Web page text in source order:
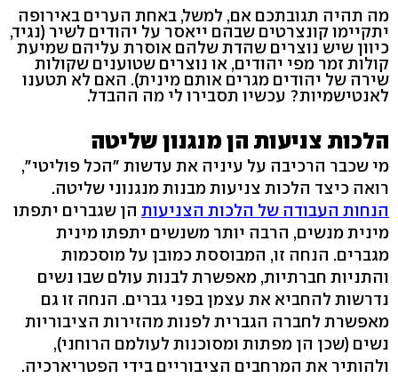
מה תהיה תגובתכם אם, למשל, באחת הערים באירופה
יתקיימו קונצרטים שבהם ייאסר על יהודים לשיר (נגיד,
כיוון שיש נוצרים שהדת שלהם אוסרת עליהם שמיעת
קולות זמר מפי יהודים, או נוצרים שטוענים שקולות
שירה של יהודים מגרים אותם מינית). האם לא תטענו
לאנטישמיות? עכשיו תסבירו לי מה ההבדל.
הלכות צניעות הן מנגנון שליטה
מי שכבר הרכיבה על עיניה את עדשות "הכל פוליטי",
רואה כיצד הלכות צניעות מבנות מנגנוני שליטה.
הנחות העבודה של הלכות הצניעות הן שגברים יתפתו
מינית מנשים, הרבה יותר משנשים יתפתו מינית
מגברים. הנחה זו, המבוססת כמובן על מוסכמות
והתניות חברתיות, מאפשרת לבנות עולם שבו נשים
נדרשות להחביא את עצמן בפני גברים. הנחה זו גם
מאפשרת לחברה הגברית לפנות מהזירות הציבוריות
נשים (שכן הן מפתות ומסוכנות לעולמם הרוחני),
ולהותיר את המרחבים הציבוריים בידי הפטריארכיה.